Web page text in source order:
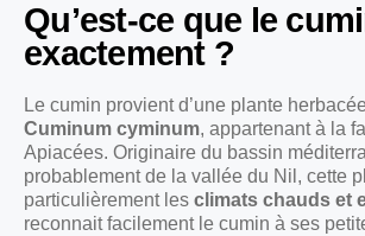
Qu’est-ce que le
exactement ?
Le cumin provient d’une plante
Cuminum cyminum, appartenant à la
Apiacées. Originaire du bassin
probablement de la vallée du Nil, cette
particulièrement les climats chauds et
reconnait facilement le cumin à ses